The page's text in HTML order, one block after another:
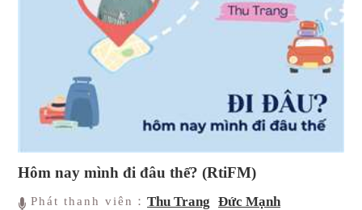
Hôm nay mình đi đâu thế? (RtiFM)
Phát thanh viên：Thu Trang Đức Mạnh